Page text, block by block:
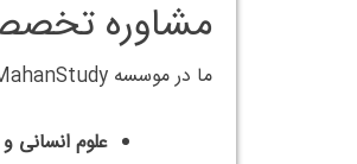
مشاوره
ما در موسسه MahanStudy خدمات مشاوره‌ای جامعی را از مرحله تدوین پروپوزال تا دفاع نهایی در رشته‌های مختلف ارائه می‌دهیم:
علوم انسانی